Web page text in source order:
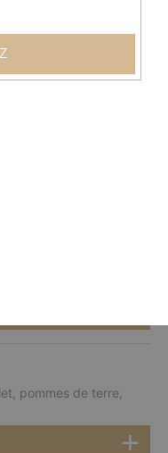
pommes de terre,